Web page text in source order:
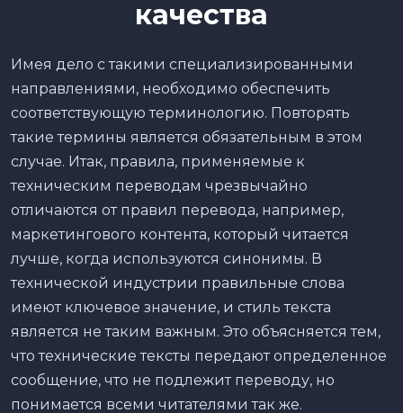
качества
Имея дело с такими специализированными
направлениями, необходимо обеспечить
соответствующую терминологию. Повторять
такие термины является обязательным в этом
случае. Итак, правила, применяемые к
техническим переводам чрезвычайно
отличаются от правил перевода, например,
маркетингового контента, который читается
лучше, когда используются синонимы. В
технической индустрии правильные слова
имеют ключевое значение, и стиль текста
является не таким важным. Это объясняется тем,
что технические тексты передают определенное
сообщение, что не подлежит переводу, но
понимается всеми читателями так же.